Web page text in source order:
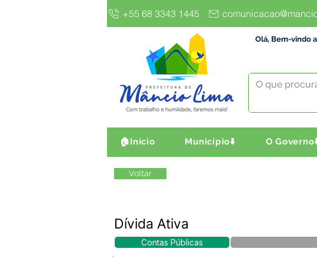
+55 68 3343 1445
Olá, Bem-vindo
🏠Início Município⬇️ O
Voltar
Dívida Ativa
Contas Públicas